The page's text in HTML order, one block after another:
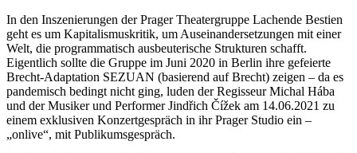
In den Inszenierungen der Prager Theatergruppe Lachende Bestien
geht es um Kapitalismuskritik, um Auseinandersetzungen mit einer
Welt, die programmatisch ausbeuterische Strukturen schafft.
Eigentlich sollte die Gruppe im Juni 2020 in Berlin ihre gefeierte
Brecht-Adaptation SEZUAN (basierend auf Brecht) zeigen – da es
pandemisch bedingt nicht ging, luden der Regisseur Michal Hába
und der Musiker und Performer Jindřich Čížek am 14.06.2021 zu
einem exklusiven Konzertgespräch in ihr Prager Studio ein –
„onlive“, mit Publikumsgespräch.